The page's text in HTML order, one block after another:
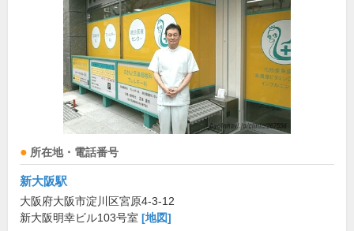
所在地・電話番号
新大阪駅
大阪府大阪市淀川区宮原4-3-12
新大阪明幸ビル103号室 [地図]